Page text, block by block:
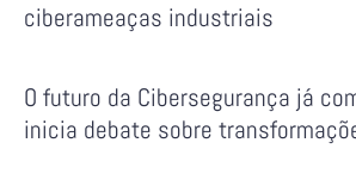
ciberameaças industriais
O futuro da Cibersegurança já
inicia debate sobre